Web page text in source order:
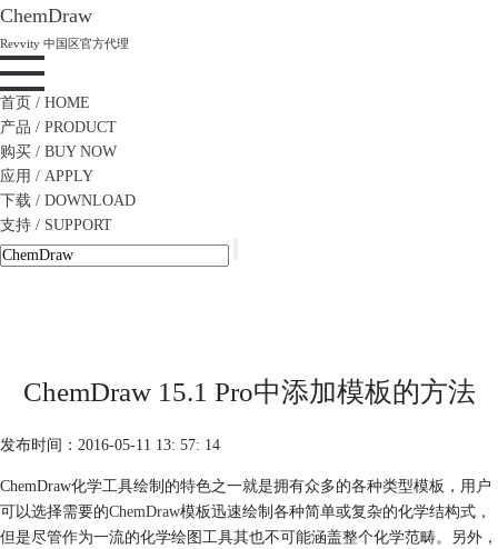
ChemDraw
Revvity 中国区官方代理
首页 / HOME
产品 / PRODUCT
购买 / BUY NOW
应用 / APPLY
下载 / DOWNLOAD
支持 / SUPPORT
ChemDraw 15.1 Pro中添加模板的方法
发布时间：2016-05-11 13: 57: 14
ChemDraw化学工具绘制的特色之一就是拥有众多的各种类型模板，用户
可以选择需要的ChemDraw模板迅速绘制各种简单或复杂的化学结构式，
但是尽管作为一流的化学绘图工具其也不可能涵盖整个化学范畴。另外，